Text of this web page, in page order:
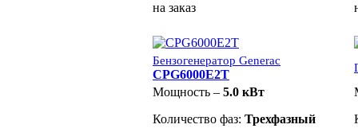
на заказ
Бензогенератор Generac
CPG6000E2T
Мощность – 5.0 кВт
Количество фаз: Трехфазный